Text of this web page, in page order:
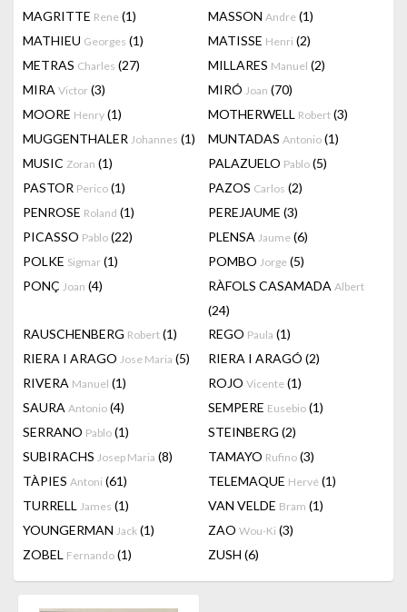
MAGRITTE Rene (1) MASSON Andre (1)
MATHIEU Georges (1) MATISSE Henri (2)
METRAS Charles (27) MILLARES Manuel (2)
MIRA Victor (3) MIRÓ Joan (70)
MOORE Henry (1) MOTHERWELL Robert (3)
MUGGENTHALER Johannes (1) MUNTADAS Antonio (1)
MUSIC Zoran (1) PALAZUELO Pablo (5)
PASTOR Perico (1) PAZOS Carlos (2)
PENROSE Roland (1) PEREJAUME (3)
PICASSO Pablo (22) PLENSA Jaume (6)
POLKE Sigmar (1) POMBO Jorge (5)
PONÇ Joan (4) RÀFOLS CASAMADA Albert
(24)
RAUSCHENBERG Robert (1) REGO Paula (1)
RIERA I ARAGO Jose Maria (5) RIERA I ARAGÓ (2)
RIVERA Manuel (1) ROJO Vicente (1)
SAURA Antonio (4) SEMPERE Eusebio (1)
SERRANO Pablo (1) STEINBERG (2)
SUBIRACHS Josep Maria (8) TAMAYO Rufino (3)
TÀPIES Antoni (61) TELEMAQUE Hervé (1)
TURRELL James (1) VAN VELDE Bram (1)
YOUNGERMAN Jack (1) ZAO Wou-Ki (3)
ZOBEL Fernando (1) ZUSH (6)